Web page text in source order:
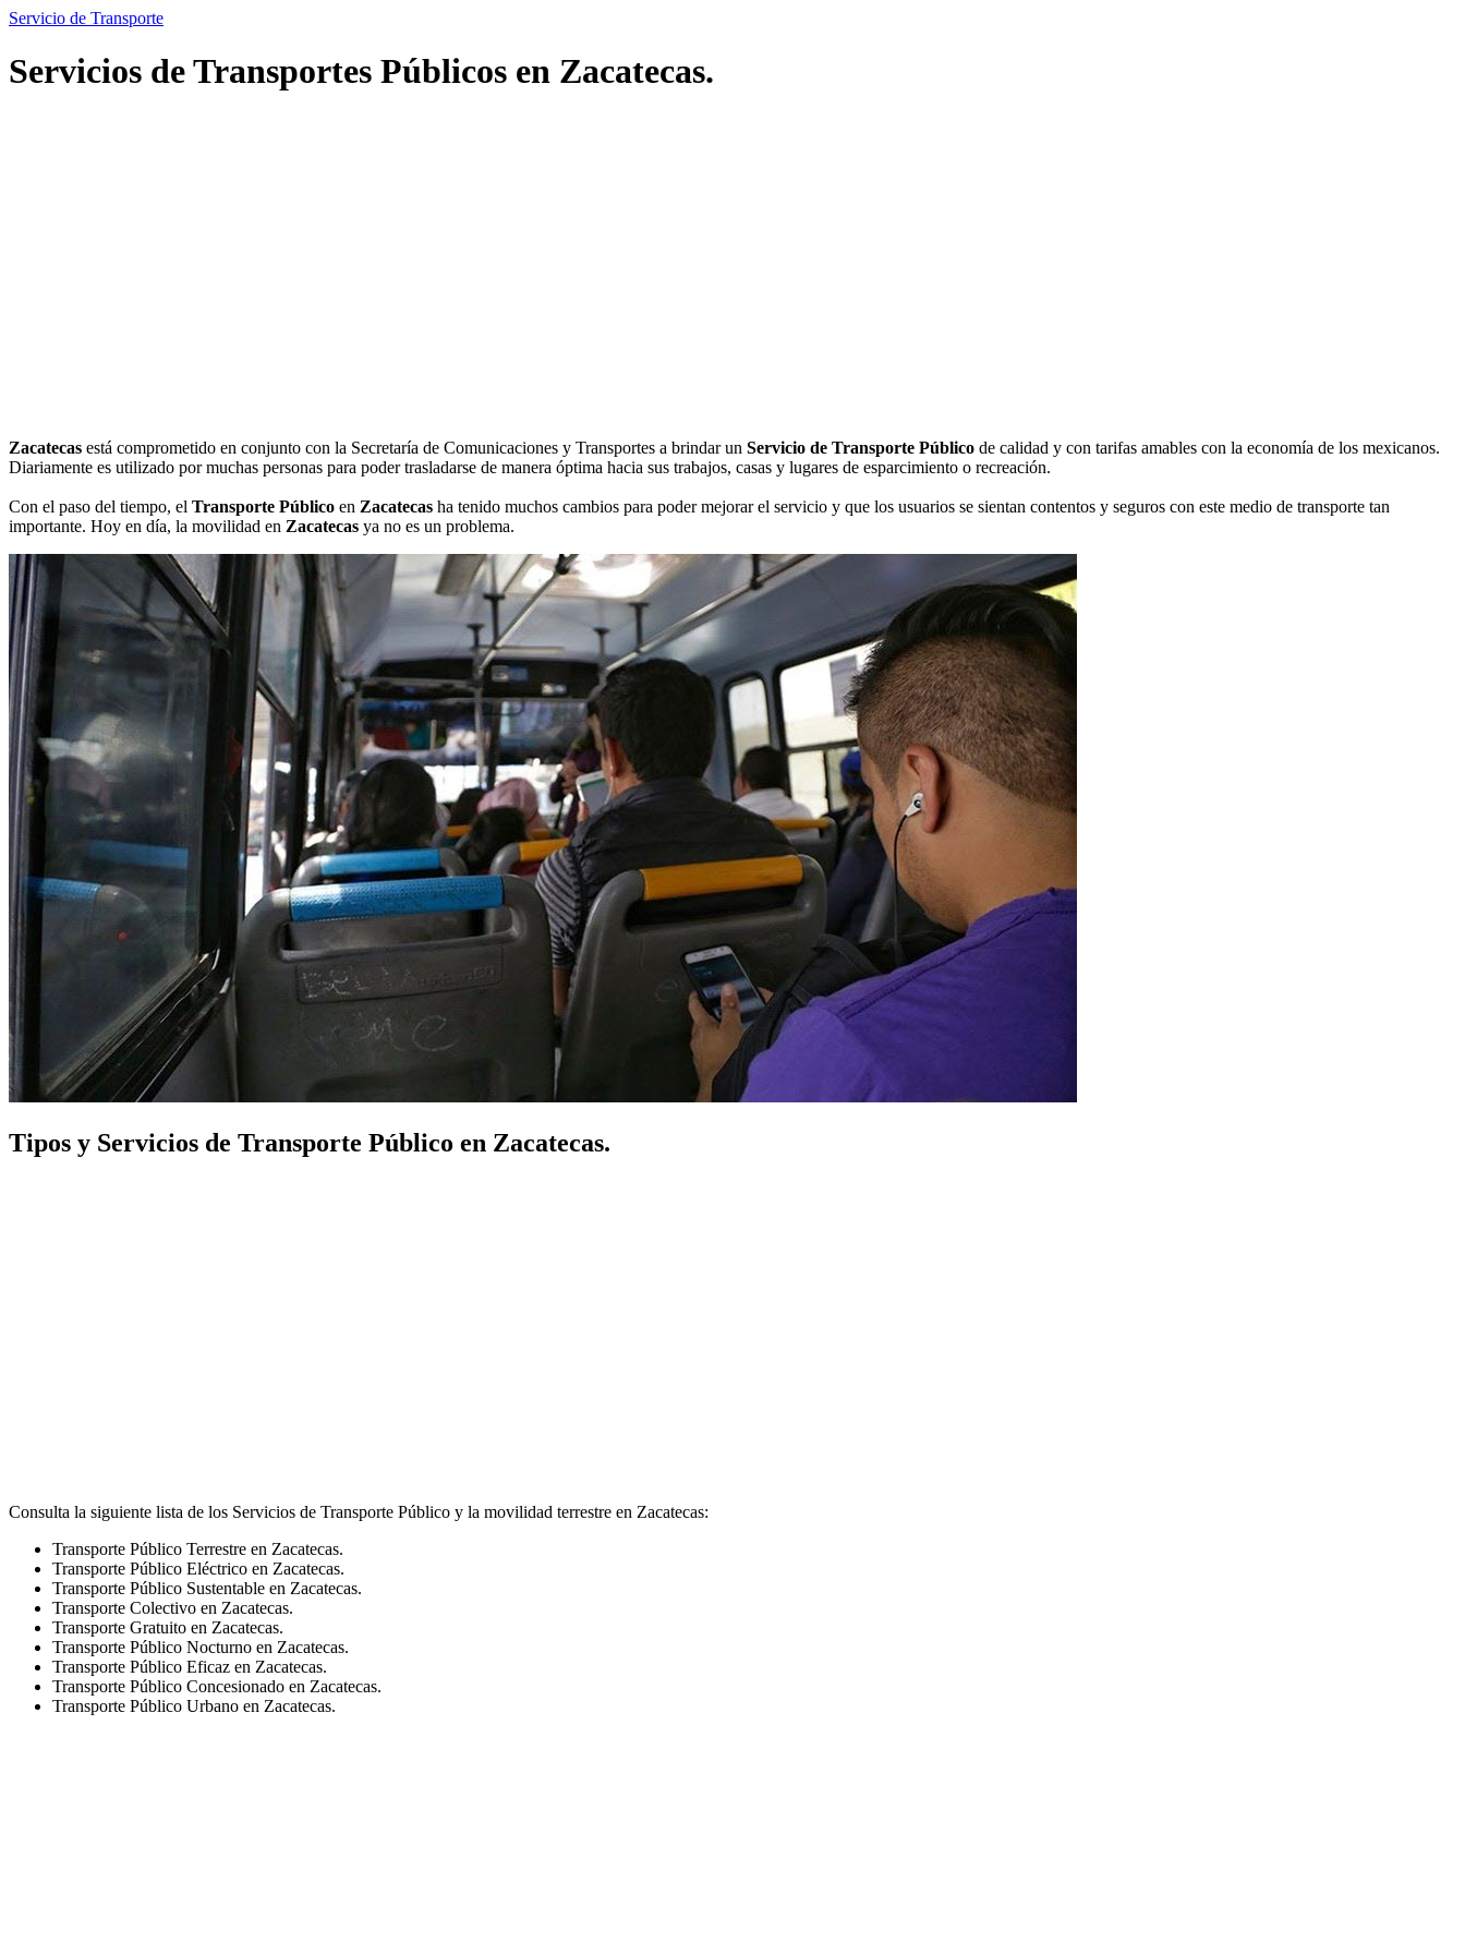
Servicio de Transporte
Servicios de Transportes Públicos en Zacatecas.
Zacatecas está comprometido en conjunto con la Secretaría de Comunicaciones y Transportes a brindar un Servicio de Transporte Público de calidad y con tarifas amables con la economía de los mexicanos.
Diariamente es utilizado por muchas personas para poder trasladarse de manera óptima hacia sus trabajos, casas y lugares de esparcimiento o recreación.
Con el paso del tiempo, el Transporte Público en Zacatecas ha tenido muchos cambios para poder mejorar el servicio y que los usuarios se sientan contentos y seguros con este medio de transporte tan
importante. Hoy en día, la movilidad en Zacatecas ya no es un problema.
Tipos y Servicios de Transporte Público en Zacatecas.
Consulta la siguiente lista de los Servicios de Transporte Público y la movilidad terrestre en Zacatecas:
Transporte Público Terrestre en Zacatecas.
Transporte Público Eléctrico en Zacatecas.
Transporte Público Sustentable en Zacatecas.
Transporte Colectivo en Zacatecas.
Transporte Gratuito en Zacatecas.
Transporte Público Nocturno en Zacatecas.
Transporte Público Eficaz en Zacatecas.
Transporte Público Concesionado en Zacatecas.
Transporte Público Urbano en Zacatecas.